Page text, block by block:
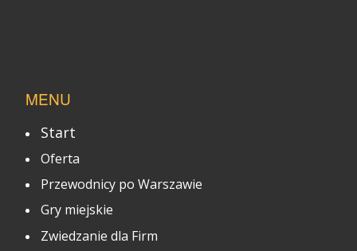
MENU
Start
Oferta
Przewodnicy po Warszawie
Gry miejskie
Zwiedzanie dla Firm